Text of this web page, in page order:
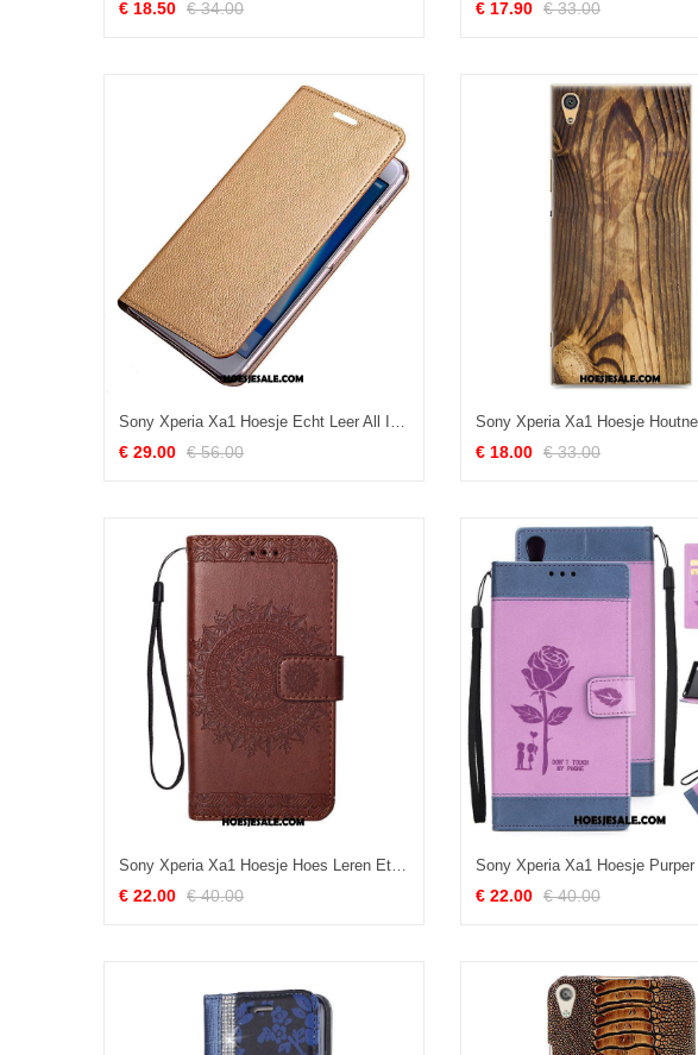
€ 18.50 € 34.00 € 17.90 € 33.00
Sony Xperia Xa1 Hoesje Echt Leer All Inclusive Folio Anti-fall Goud Online
€ 29.00 € 56.00 € 18.00 € 33.00
Sony Xperia Xa1 Hoesje Hoes Leren Etui Siliconen Zacht Bescherming Kopen
€ 22.00 € 40.00 € 22.00 € 40.00